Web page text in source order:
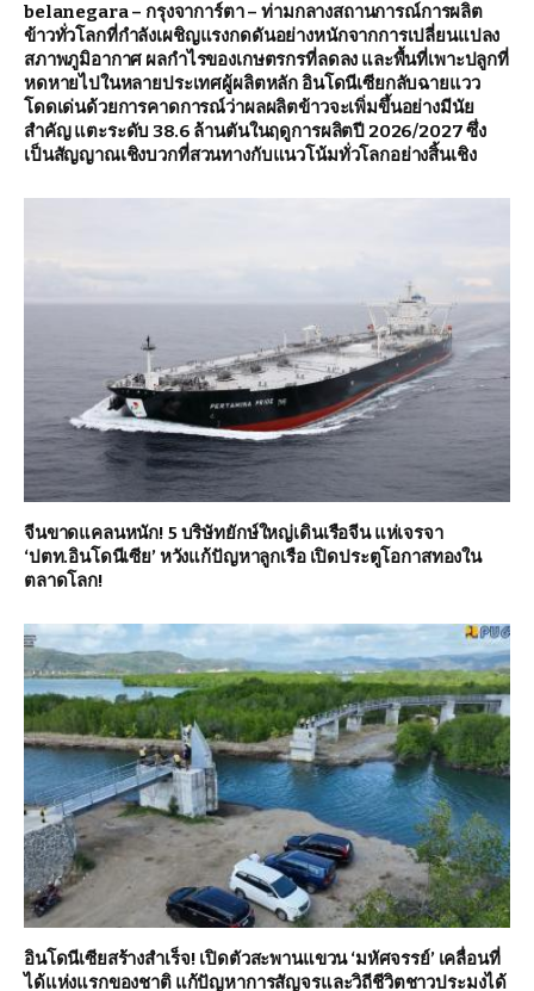
belanegara – กรุงจาการ์ตา – ท่ามกลางสถานการณ์การผลิต
ข้าวทั่วโลกที่กำลังเผชิญแรงกดดันอย่างหนักจากการเปลี่ยนแปลง
สภาพภูมิอากาศ ผลกำไรของเกษตรกรที่ลดลง และพื้นที่เพาะปลูกที่
หดหายไปในหลายประเทศผู้ผลิตหลัก อินโดนีเซียกลับฉายแวว
โดดเด่นด้วยการคาดการณ์ว่าผลผลิตข้าวจะเพิ่มขึ้นอย่างมีนัย
สำคัญ แตะระดับ 38.6 ล้านตันในฤดูการผลิตปี 2026/2027 ซึ่ง
เป็นสัญญาณเชิงบวกที่สวนทางกับแนวโน้มทั่วโลกอย่างสิ้นเชิง
จีนขาดแคลนหนัก! 5 บริษัทยักษ์ใหญ่เดินเรือจีน แห่เจรจา
‘ปตท.อินโดนีเซีย’ หวังแก้ปัญหาลูกเรือ เปิดประตูโอกาสทองใน
ตลาดโลก!
อินโดนีเซียสร้างสำเร็จ! เปิดตัวสะพานแขวน ‘มหัศจรรย์’ เคลื่อนที่
ได้แห่งแรกของชาติ แก้ปัญหาการสัญจรและวิถีชีวิตชาวประมงได้